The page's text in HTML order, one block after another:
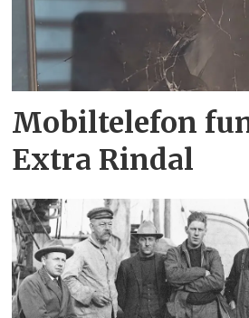
Mobiltelefon
Extra Rindal